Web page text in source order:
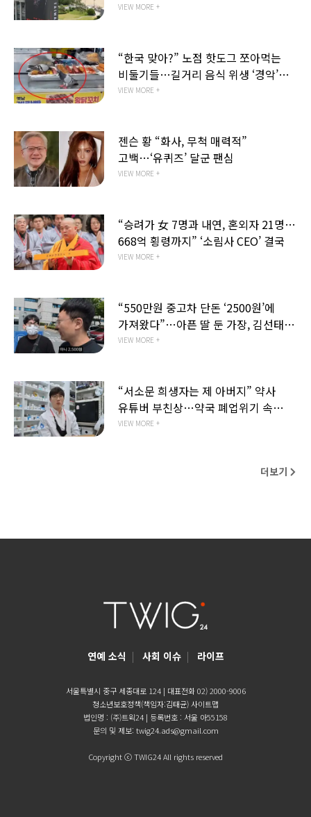
VIEW MORE +
“한국 맞아?” 노점 핫도그 쪼아먹는
비둘기들…길거리 음식 위생 ‘경악’
(영상)
VIEW MORE +
젠슨 황 “화사, 무척 매력적”
고백…‘유퀴즈’ 달군 팬심
VIEW MORE +
“승려가 女 7명과 내연, 혼외자 21명…
668억 횡령까지” ‘소림사 CEO’ 결국
VIEW MORE +
“550만원 중고차 단돈 ‘2500원’에
가져왔다”…아픈 딸 둔 가장, 김선태가
울렸다
VIEW MORE +
“서소문 희생자는 제 아버지” 약사
유튜버 부친상…약국 폐업위기 속
안타까운 사연
VIEW MORE +
더보기
연예 소식 | 사회 이슈 | 라이프
서울특별시 중구 세종대로 124 | 대표전화 02) 2000-9006
청소년보호정책(책임자:김태균)사이트맵
법인명 : (주)트윅24 | 등록번호 : 서울 아55158
문의 및 제보: twig24.ads@gmail.com
Copyright ⓒ TWIG24 All rights reserved